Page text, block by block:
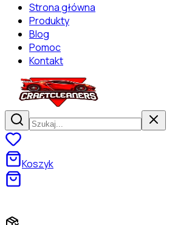
Strona główna
Produkty
Blog
Pomoc
Kontakt
Koszyk